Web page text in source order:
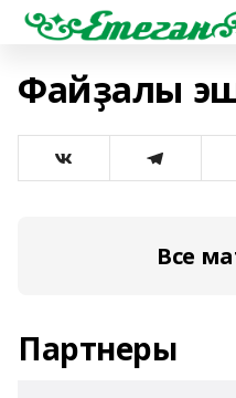
Файҙалы
Все
Партнеры